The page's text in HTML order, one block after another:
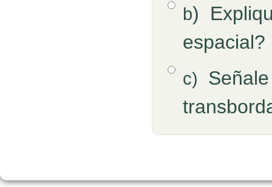
Opción 2
b)
espacial?
Opción 3c)